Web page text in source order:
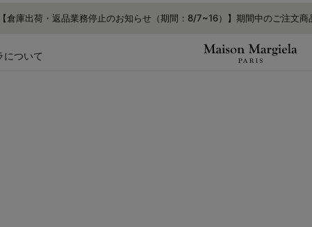
【倉庫出荷・返品業務停止のお知らせ（期間：8/7~16）】期間中のご注文
について